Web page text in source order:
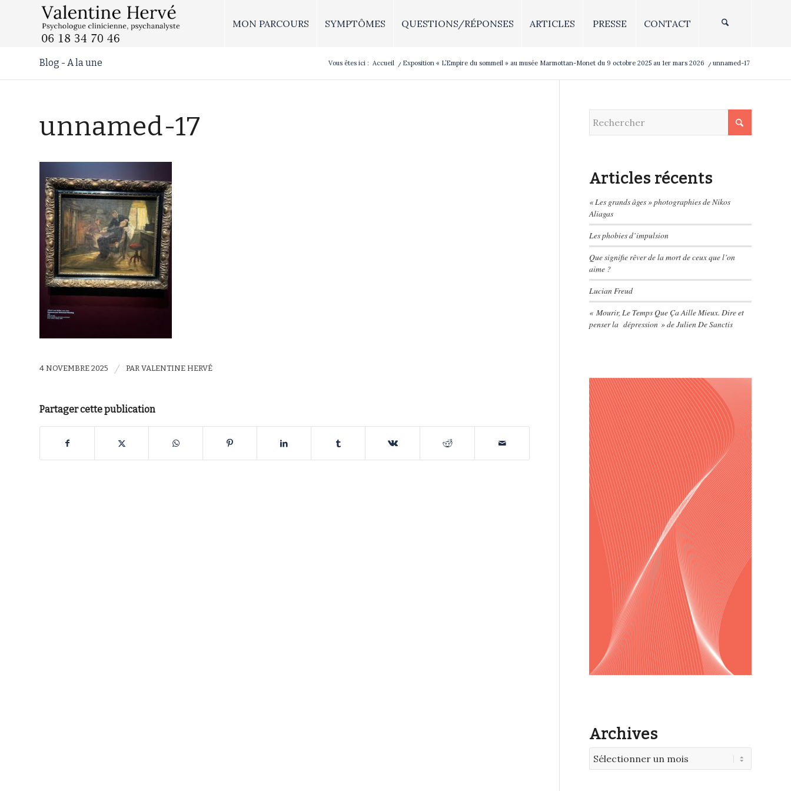
MON PARCOURS SYMPTÔMES QUESTIONS/RÉPONSES ARTICLES PRESSE CONTACT
Blog - A la une Vous êtes ici : Accueil / Exposition « L’Empire du sommeil » au musée Marmottan-Monet du 9 octobre 2025 au 1er mars 2026 / unnamed-17
unnamed-17
4 NOVEMBRE 2025 / PAR VALENTINE HERVÉ
Partager cette publication
Articles récents
« Les grands âges » photographies de Nikos
Aliagas
Les phobies d’impulsion
Que signifie rêver de la mort de ceux que l’on
aime ?
Lucian Freud
« Mourir, Le Temps Que Ça Aille Mieux. Dire et
penser la dépression » de Julien De Sanctis
Archives